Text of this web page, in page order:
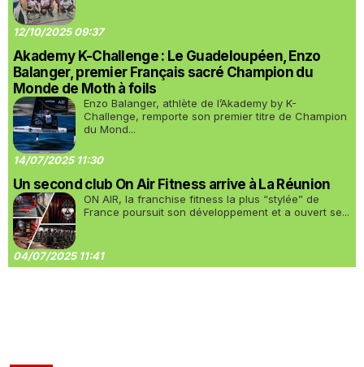
12/10/2025 09:37
Akademy K-Challenge : Le Guadeloupéen, Enzo
Balanger, premier Français sacré Champion du
Monde de Moth à foils
Enzo Balanger, athlète de l’Akademy by K-
Challenge, remporte son premier titre de Champion
du Mond...
14/07/2025 11:30
Un second club On Air Fitness arrive à La Réunion
ON AIR, la franchise fitness la plus “stylée” de
France poursuit son développement et a ouvert se...
04/07/2025 11:41